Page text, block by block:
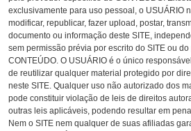
exclusivamente para uso pessoal, o USUÁRIO
modificar, republicar, fazer upload, postar,
documento ou informação deste SITE,
sem permissão prévia por escrito do SITE ou
CONTEÚDO. O USUÁRIO é o único
de reutilizar qualquer material protegido por
neste SITE. Qualquer uso não autorizado dos
pode constituir violação de leis de direitos
outras leis aplicáveis, podendo resultar em
Nem o SITE nem qualquer de suas afiliadas